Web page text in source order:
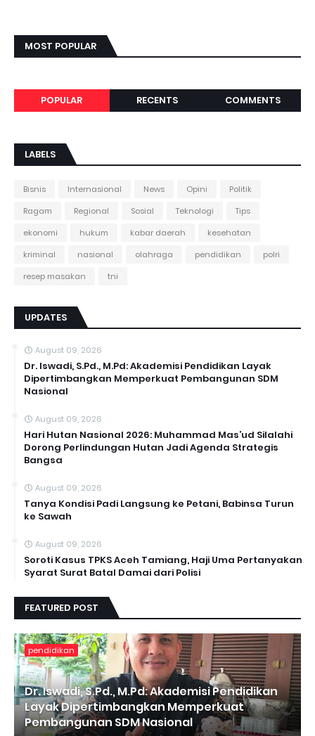
MOST POPULAR
POPULAR RECENTS COMMENTS
LABELS
Bisnis Internasional News Opini
Politik
Ragam
Regional Sosial Teknologi
Tips
ekonomi
hukum kabar daerah
kesehatan
kriminal
nasional olahraga pendidikan
polri
resep masakan
tni
UPDATES
August 09, 2026
Dr. Iswadi, S.Pd., M.Pd: Akademisi Pendidikan Layak
Dipertimbangkan Memperkuat Pembangunan SDM
Nasional
August 09, 2026
Hari Hutan Nasional 2026: Muhammad Mas’ud Silalahi
Dorong Perlindungan Hutan Jadi Agenda Strategis
Bangsa
August 09, 2026
Tanya Kondisi Padi Langsung ke Petani, Babinsa Turun
ke Sawah
August 09, 2026
Soroti Kasus TPKS Aceh Tamiang, Haji Uma Pertanyakan
Syarat Surat Batal Damai dari Polisi
FEATURED POST
pendidikan
Dr. Iswadi, S.Pd., M.Pd: Akademisi Pendidikan
Layak Dipertimbangkan Memperkuat
Pembangunan SDM Nasional